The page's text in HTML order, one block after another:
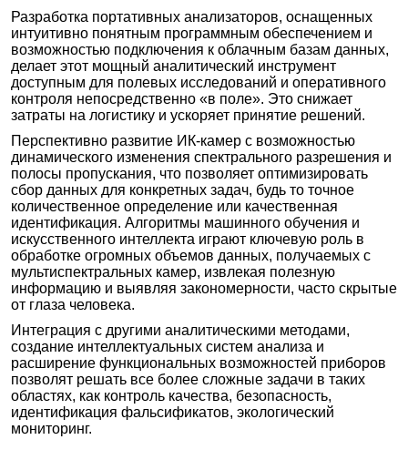
Разработка портативных анализаторов, оснащенных
интуитивно понятным программным обеспечением и
возможностью подключения к облачным базам данных,
делает этот мощный аналитический инструмент
доступным для полевых исследований и оперативного
контроля непосредственно «в поле». Это снижает
затраты на логистику и ускоряет принятие решений.
Перспективно развитие ИК-камер с возможностью
динамического изменения спектрального разрешения и
полосы пропускания, что позволяет оптимизировать
сбор данных для конкретных задач, будь то точное
количественное определение или качественная
идентификация. Алгоритмы машинного обучения и
искусственного интеллекта играют ключевую роль в
обработке огромных объемов данных, получаемых с
мультиспектральных камер, извлекая полезную
информацию и выявляя закономерности, часто скрытые
от глаза человека.
Интеграция с другими аналитическими методами,
создание интеллектуальных систем анализа и
расширение функциональных возможностей приборов
позволят решать все более сложные задачи в таких
областях, как контроль качества, безопасность,
идентификация фальсификатов, экологический
мониторинг.